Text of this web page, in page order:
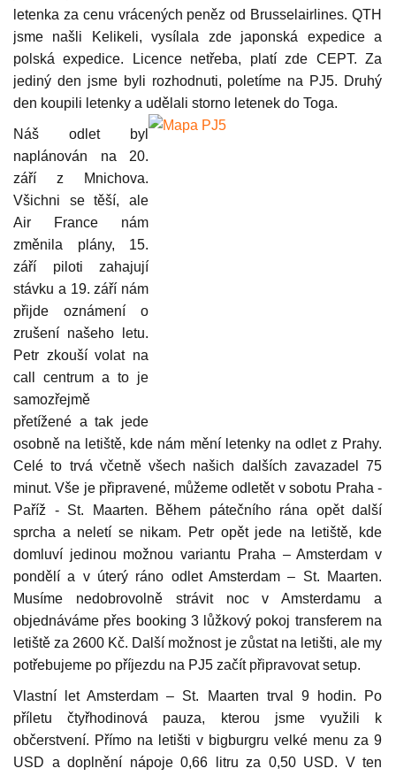
letenka za cenu vrácených peněz od Brusselairlines. QTH
jsme našli Kelikeli, vysílala zde japonská expedice a
polská expedice. Licence netřeba, platí zde CEPT. Za
jediný den jsme byli rozhodnuti, poletíme na PJ5. Druhý
den koupili letenky a udělali storno letenek do Toga.
Náš odlet byl
naplánován na 20.
září z Mnichova.
Všichni se těší, ale
Air France nám
změnila plány, 15.
září piloti zahajují
stávku a 19. září nám
přijde oznámení o
zrušení našeho letu.
Petr zkouší volat na
call centrum a to je
samozřejmě
přetížené a tak jede
osobně na letiště, kde nám mění letenky na odlet z Prahy.
Celé to trvá včetně všech našich dalších zavazadel 75
minut. Vše je připravené, můžeme odletět v sobotu Praha -
Paříž - St. Maarten. Během pátečního rána opět další
sprcha a neletí se nikam. Petr opět jede na letiště, kde
domluví jedinou možnou variantu Praha – Amsterdam v
pondělí a v úterý ráno odlet Amsterdam – St. Maarten.
Musíme nedobrovolně strávit noc v Amsterdamu a
objednáváme přes booking 3 lůžkový pokoj transferem na
letiště za 2600 Kč. Další možnost je zůstat na letišti, ale my
potřebujeme po příjezdu na PJ5 začít připravovat setup.
Vlastní let Amsterdam – St. Maarten trval 9 hodin. Po
příletu čtyřhodinová pauza, kterou jsme využili k
občerstvení. Přímo na letišti v bigburgru velké menu za 9
USD a doplnění nápoje 0,66 litru za 0,50 USD. V ten